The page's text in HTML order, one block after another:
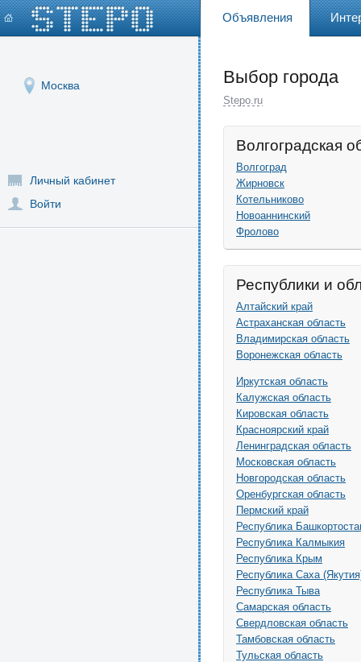
Объявления
Москва
Личный кабинет
Войти
Выбор города
Stepo.ru
Волгоградская
Волгоград
Жирновск
Котельниково
Новоаннинский
Фролово
Республики и
Алтайский край
Астраханская область
Владимирская область
Воронежская область
Иркутская область
Калужская область
Кировская область
Красноярский край
Ленинградская область
Московская область
Новгородская область
Оренбургская область
Пермский край
Республика
Республика Калмыкия
Республика Крым
Республика Саха
Республика Тыва
Самарская область
Свердловская область
Тамбовская область
Тульская область